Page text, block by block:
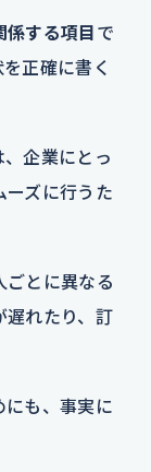
係する項目 で
正確に書く
企業にとっ
ーズに行うた
ごとに異なる
遅れたり、訂
も、事実に